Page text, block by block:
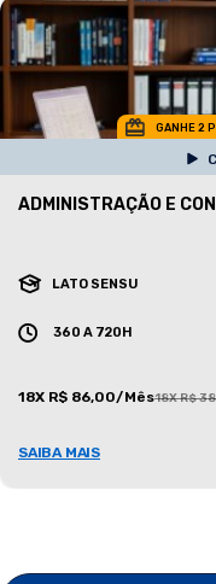
GANHE 2
ADMINISTRAÇÃO E
LATO SENSU
360 A 720H
18X R$ 86,00/Mês18X R$
SAIBA MAIS